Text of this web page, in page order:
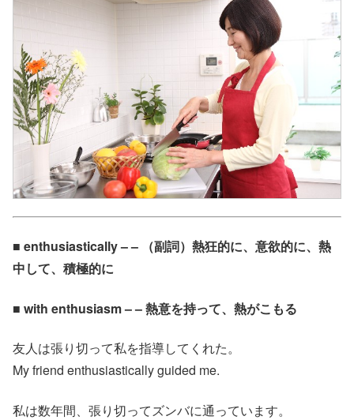
■ enthusiastically – – （副詞）熱狂的に、意欲的に、熱
中して、積極的に
■ with enthusiasm – – 熱意を持って、熱がこもる
友人は張り切って私を指導してくれた。
My friend enthusiastically guided me.
私は数年間、張り切ってズンバに通っています。